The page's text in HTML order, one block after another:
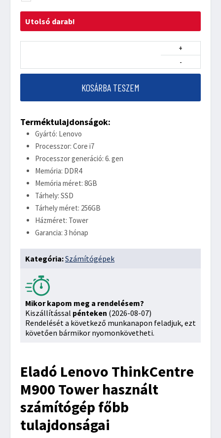
Utolsó darab!
-
+
KOSÁRBA TESZEM
Terméktulajdonságok:
Gyártó: Lenovo
Processzor: Core i7
Processzor generáció: 6. gen
Memória: DDR4
Memória méret: 8GB
Tárhely: SSD
Tárhely méret: 256GB
Házméret: Tower
Garancia: 3 hónap
Kategória:Számítógépek
Mikor kapom meg a rendelésem?
Kiszállítással pénteken (2026-08-07)
Rendelését a következő munkanapon feladjuk, ezt
követően bármikor nyomonkövetheti.
Eladó Lenovo ThinkCentre
M900 Tower használt
számítógép főbb
tulajdonságai